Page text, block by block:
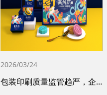
2026/03/24
包装印刷质量监管趋严，企业诚信体系建设成